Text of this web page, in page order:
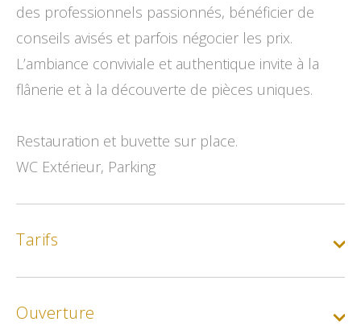
des professionnels passionnés, bénéficier de
conseils avisés et parfois négocier les prix.
L’ambiance conviviale et authentique invite à la
flânerie et à la découverte de pièces uniques.
Restauration et buvette sur place.
WC Extérieur, Parking
Tarifs
Gratuit
Ouverture